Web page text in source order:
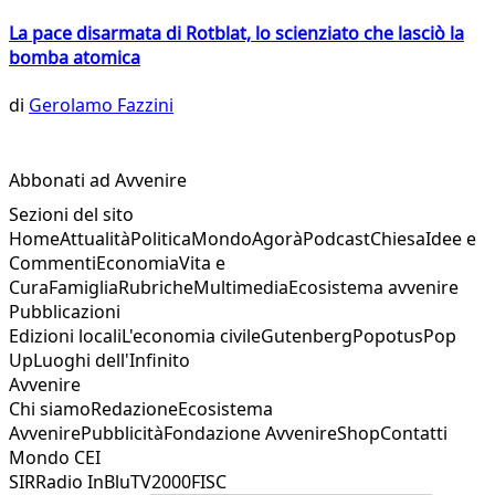
La pace disarmata di Rotblat, lo scienziato che lasciò la
bomba atomica
di Gerolamo Fazzini
Abbonati ad Avvenire
Sezioni del sito
HomeAttualitàPoliticaMondoAgoràPodcastChiesaIdee e
CommentiEconomiaVita e
CuraFamigliaRubricheMultimediaEcosistema avvenire
Pubblicazioni
Edizioni localiL'economia civileGutenbergPopotusPop
UpLuoghi dell'Infinito
Avvenire
Chi siamoRedazioneEcosistema
AvvenirePubblicitàFondazione AvvenireShopContatti
Mondo CEI
SIRRadio InBluTV2000FISC